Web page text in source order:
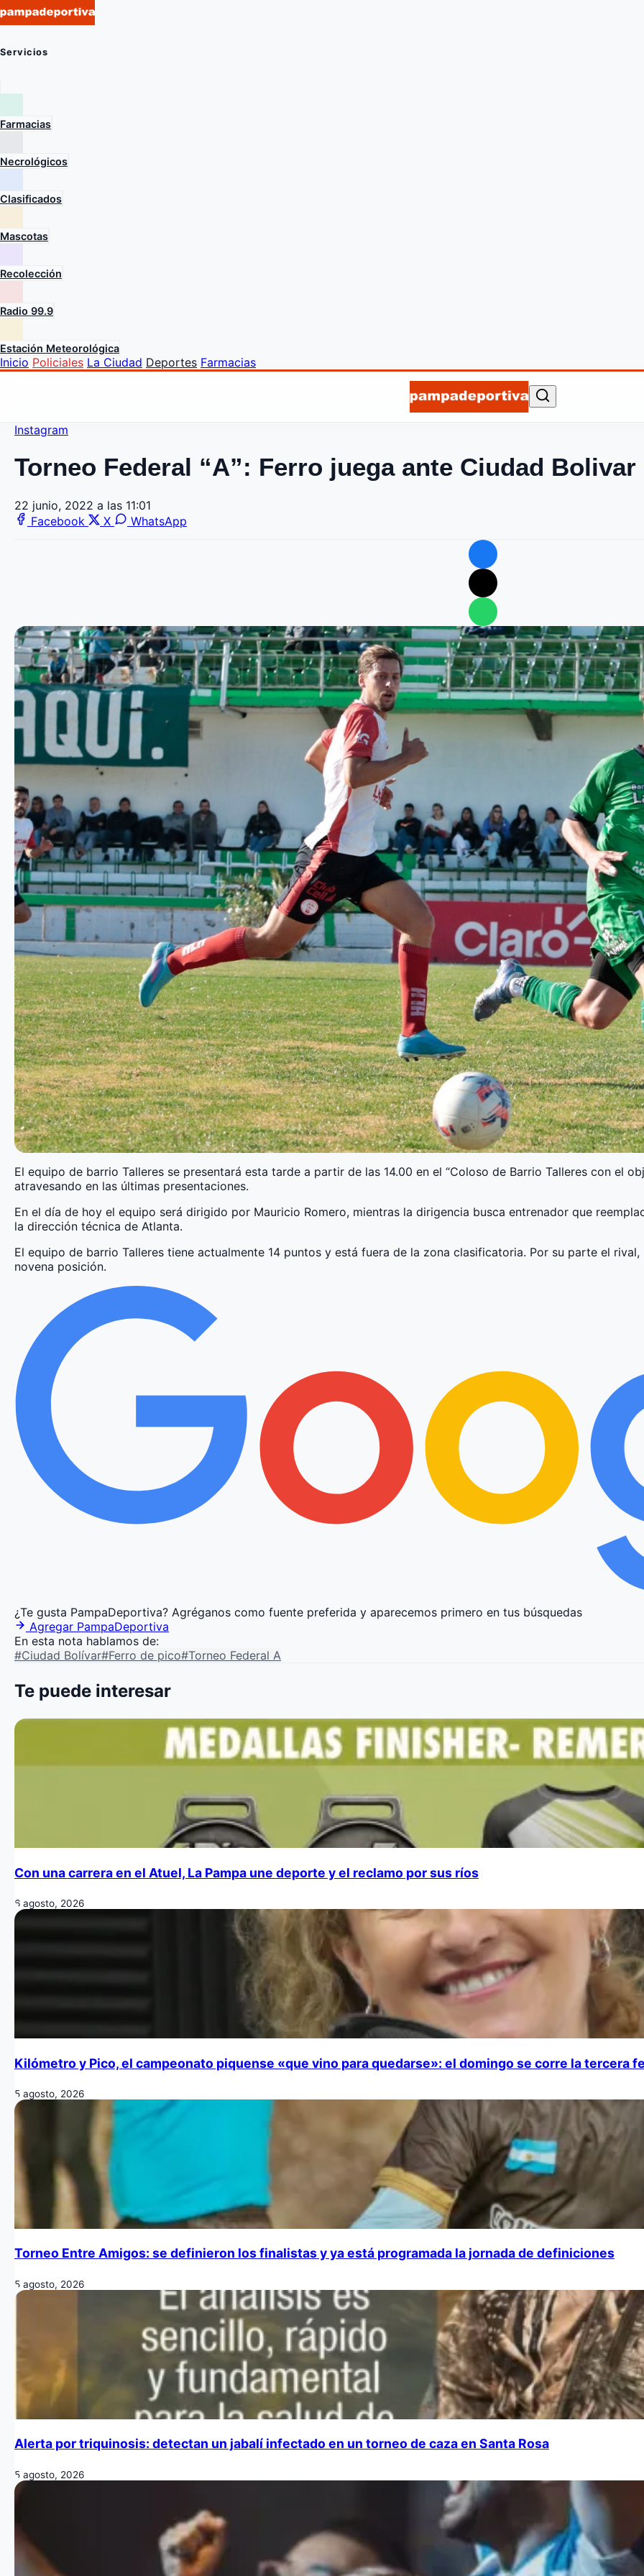
Servicios
Farmacias
Necrológicos
Clasificados
Mascotas
Recolección
Radio 99.9
Estación Meteorológica
Inicio Policiales La Ciudad Deportes Farmacias
Instagram
Torneo Federal “A”: Ferro juega ante Ciudad Bolivar
22 junio, 2022 a las 11:01
Facebook
X WhatsApp
El equipo de barrio Talleres se presentará esta tarde a partir de las 14.00 en el “Coloso de Barrio Talleres con el
atravesando en las últimas presentaciones.
En el día de hoy el equipo será dirigido por Mauricio Romero, mientras la dirigencia busca entrenador que
la dirección técnica de Atlanta.
El equipo de barrio Talleres tiene actualmente 14 puntos y está fuera de la zona clasificatoria. Por su parte el
novena posición.
¿Te gusta PampaDeportiva? Agréganos como fuente preferida y aparecemos primero en tus búsquedas
Agregar PampaDeportiva
En esta nota hablamos de:
#Ciudad Bolívar#Ferro de pico#Torneo Federal A
Te puede interesar
Con una carrera en el Atuel, La Pampa une deporte y el reclamo por sus ríos
6 agosto, 2026
Kilómetro y Pico, el campeonato piquense «que vino para quedarse»: el domingo se corre la tercera
5 agosto, 2026
Torneo Entre Amigos: se definieron los finalistas y ya está programada la jornada de definiciones
5 agosto, 2026
Alerta por triquinosis: detectan un jabalí infectado en un torneo de caza en Santa Rosa
5 agosto, 2026